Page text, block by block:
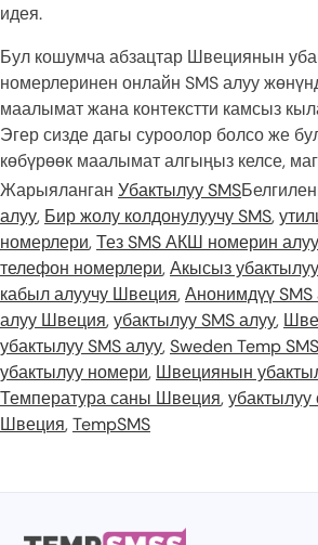
идея.
Бул кошумча абзацтар Швециянын
номерлеринен онлайн SMS алуу
маалымат жана контекстти камсыз
Эгер сизде дагы суроолор болсо же
көбүрөөк маалымат алгыңыз келсе,
Жарыяланган Убактылуу SMS
алуу, Бир жолу колдонулуучу SMS,
номерлери,Тез SMS АКШ номерин алуу
телефон номерлери,Акысыз
кабыл алуучу Швеция,Анонимдүү SMS
алуу Швеция,убактылуу SMS алуу,
убактылуу SMS алуу,Sweden Temp SMS
убактылуу номери, Швециянын
Температура саны Швеция,убактылуу
Швеция,TempSMS